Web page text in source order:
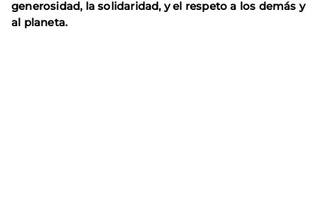
generosidad, la solidaridad, y el respeto a los demás y
al planeta.